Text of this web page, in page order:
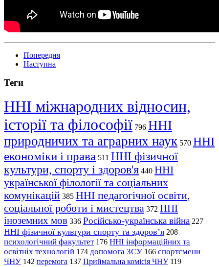
Попередня
Наступна
Теги
ННІ міжнародних відносин,
історії та філософії 796 ННІ
природничих та аграрних наук 570 ННІ
економіки і права 511 ННІ фізичної
культури, спорту і здоров'я 440 ННІ
української філології та соціальних
комунікацій 385 ННІ педагогічної освіти,
соціальної роботи і мистецтва 372 ННІ
іноземних мов 336 Російсько-українська війна 227
ННІ фізичної культури спорту та здоров’я 208
психологічний факультет 176 ННІ інформаційних та
освітніх технологій 174 допомога ЗСУ 166 спортсмени
ЧНУ 142 перемога 137 Приймальна комісія ЧНУ 119